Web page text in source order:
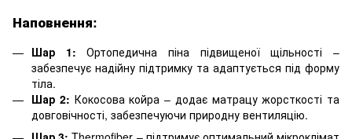
Наповнення:
Шар 1: Ортопедична піна підвищеної щільності –
забезпечує надійну підтримку та адаптується під форму
тіла.
Шар 2: Кокосова койра – додає матрацу жорсткості та
довговічності, забезпечуючи природну вентиляцію.